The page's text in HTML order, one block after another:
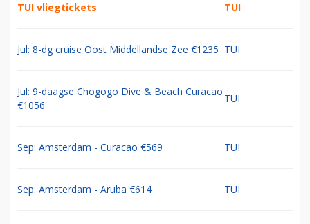
TUI vliegtickets TUI
Jul: 8-dg cruise Oost Middellandse Zee €1235 TUI
Jul: 9-daagse Chogogo Dive & Beach Curacao
€1056
TUI
Sep: Amsterdam - Curacao €569 TUI
Sep: Amsterdam - Aruba €614 TUI